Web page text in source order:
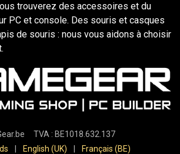
trouverez des accessoires et du
PC et console. Des souris et casques
de souris : nous vous aidons à choisir
TVA : BE1018.632.137
English (UK) Français (BE)